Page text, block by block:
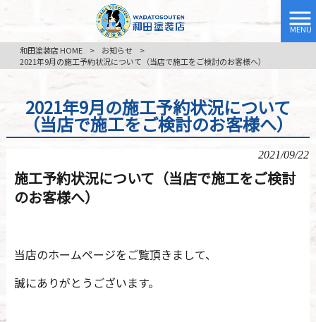
MENU
和田塗装店 HOME
> お知らせ
>
2021年9月の施工予約状況について（当店で施工をご検討のお客様へ）
2021年9月の施工予約状況について
（当店で施工をご検討のお客様へ）
2021/09/22
施工予約状況について（当店で施工をご検討
のお客様へ）
当店のホームページをご覧頂きまして、
誠にありがとうございます。